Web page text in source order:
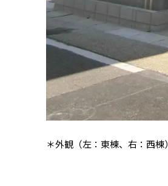
＊外観（左：東棟、右：西棟）